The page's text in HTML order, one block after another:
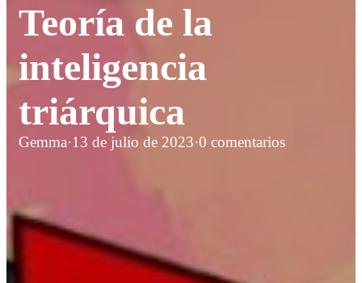
Teoría de la
inteligencia
triárquica
Gemma·13 de julio de 2023·0 comentarios